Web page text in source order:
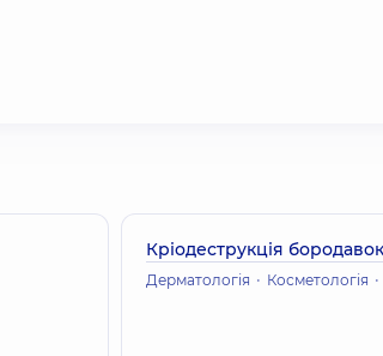
54490
Кріодеструкція бородавок
Дерматологія Косметологія